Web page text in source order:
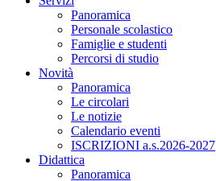
Panoramica
Personale scolastico
Famiglie e studenti
Percorsi di studio
Novità
Panoramica
Le circolari
Le notizie
Calendario eventi
ISCRIZIONI a.s.2026-2027
Didattica
Panoramica